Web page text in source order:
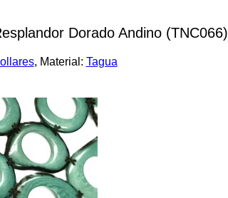
Dorado Andino (TNC066)
, Material: Tagua